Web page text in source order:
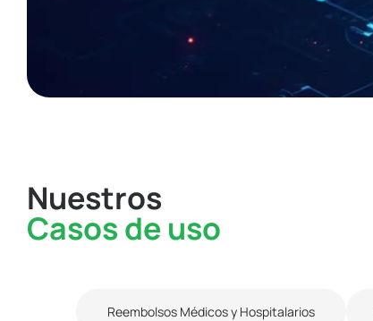
Nuestros
Casos de uso
Reembolsos Médicos y Hospitalarios